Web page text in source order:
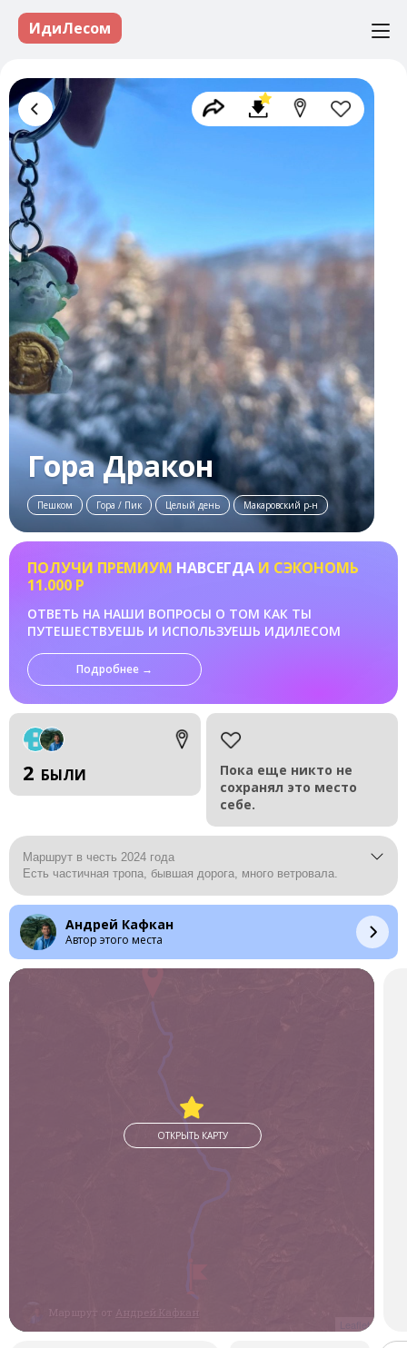
ИдиЛесом
Гора Дракон
Пешком Гора / Пик Целый день Макаровский р-н
ПОЛУЧИ ПРЕМИУМ НАВСЕГДА И СЭКОНОМЬ
11.000 Р
ОТВЕТЬ НА НАШИ ВОПРОСЫ О ТОМ КАК ТЫ
ПУТЕШЕСТВУЕШЬ И ИСПОЛЬЗУЕШЬ ИДИЛЕСОМ
Подробнее →
2 БЫЛИ
Пока еще никто не
сохранял это место
себе.
Маршрут в честь 2024 года
Есть частичная тропа, бывшая дорога, много ветровала.
Андрей Кафкан
Автор этого места
Маршрут от
Leaflet
ОТКРЫТЬ КАРТУ